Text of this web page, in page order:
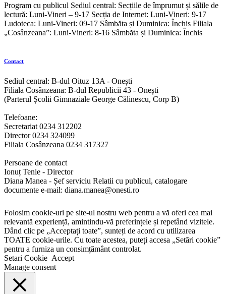
Program cu publicul Sediul central: Secțiile de împrumut și sălile de
lectură: Luni-Vineri – 9-17 Secția de Internet: Luni-Vineri: 9-17
Ludoteca: Luni-Vineri: 09-17 Sâmbăta și Duminica: Închis Filiala
„Cosânzeana”: Luni-Vineri: 8-16 Sâmbăta și Duminica: Închis
Contact
Sediul central: B-dul Oituz 13A - Onești
Filiala Cosânzeana: B-dul Republicii 43 - Onești
(Parterul Școlii Gimnaziale George Călinescu, Corp B)
Telefoane:
Secretariat 0234 312202
Director 0234 324099
Filiala Cosânzeana 0234 317327
Persoane de contact
Ionuț Tenie - Director
Diana Manea - Șef serviciu Relatii cu publicul, catalogare
documente e-mail: diana.manea@onesti.ro
Folosim cookie-uri pe site-ul nostru web pentru a vă oferi cea mai
relevantă experiență, amintindu-vă preferințele și repetând vizitele.
Dând clic pe „Acceptați toate”, sunteți de acord cu utilizarea
TOATE cookie-urile. Cu toate acestea, puteți accesa „Setări cookie”
pentru a furniza un consimțământ controlat.
Setari Cookie Accept
Manage consent